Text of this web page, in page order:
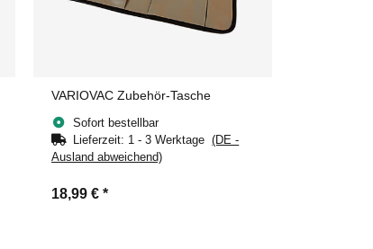
VARIOVAC Zubehör-Tasche
Sofort bestellbar
Lieferzeit: 1 - 3 Werktage(DE -
Ausland abweichend)
18,99 € *